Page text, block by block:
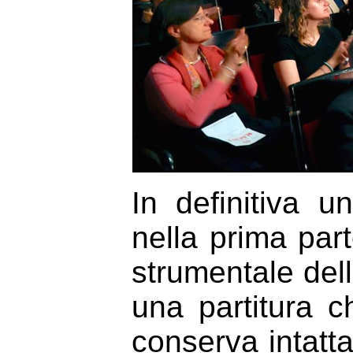
In definitiva
nella prima
strumentale
una partitura
conserva